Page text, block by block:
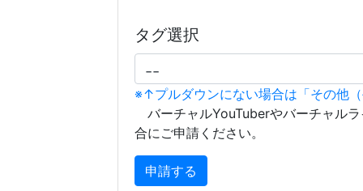
タグ選択
※↑プルダウンにない場合は「その他
バーチャルYouTuberやバーチャル
合にご申請ください。
申請する